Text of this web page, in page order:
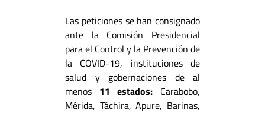
Las peticiones se han consignado
ante la Comisión Presidencial
para el Control y la Prevención de
la COVID-19, instituciones de
salud y gobernaciones de al
menos 11 estados: Carabobo,
Mérida, Táchira, Apure, Barinas,